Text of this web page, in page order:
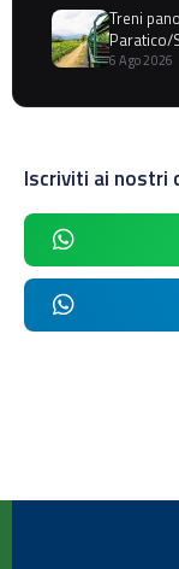
Treni
Paratico/
6 Ago 2026
Iscriviti ai nostri